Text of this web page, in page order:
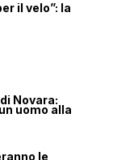
il velo”: la
Novara:
uomo alla
le